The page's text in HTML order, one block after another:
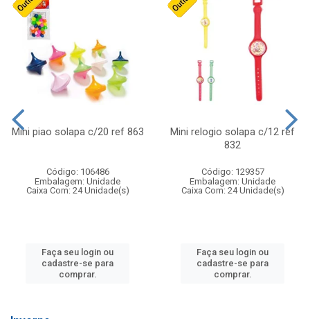
Mini piao solapa c/20 ref 863
Código: 106486
Embalagem: Unidade
Caixa Com: 24 Unidade(s)
Faça seu login ou
cadastre-se para
comprar.
Mini relogio solapa c/12 ref
832
Código: 129357
Embalagem: Unidade
Caixa Com: 24 Unidade(s)
Faça seu login ou
cadastre-se para
comprar.